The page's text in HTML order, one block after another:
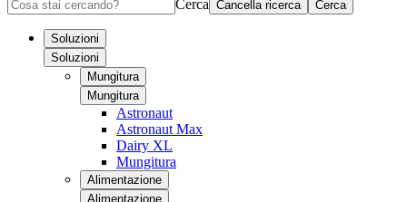
Cerca Cancella ricerca Cerca
Soluzioni
Soluzioni
Mungitura
Mungitura
Astronaut
Astronaut Max
Dairy XL
Mungitura
Alimentazione
Alimentazione